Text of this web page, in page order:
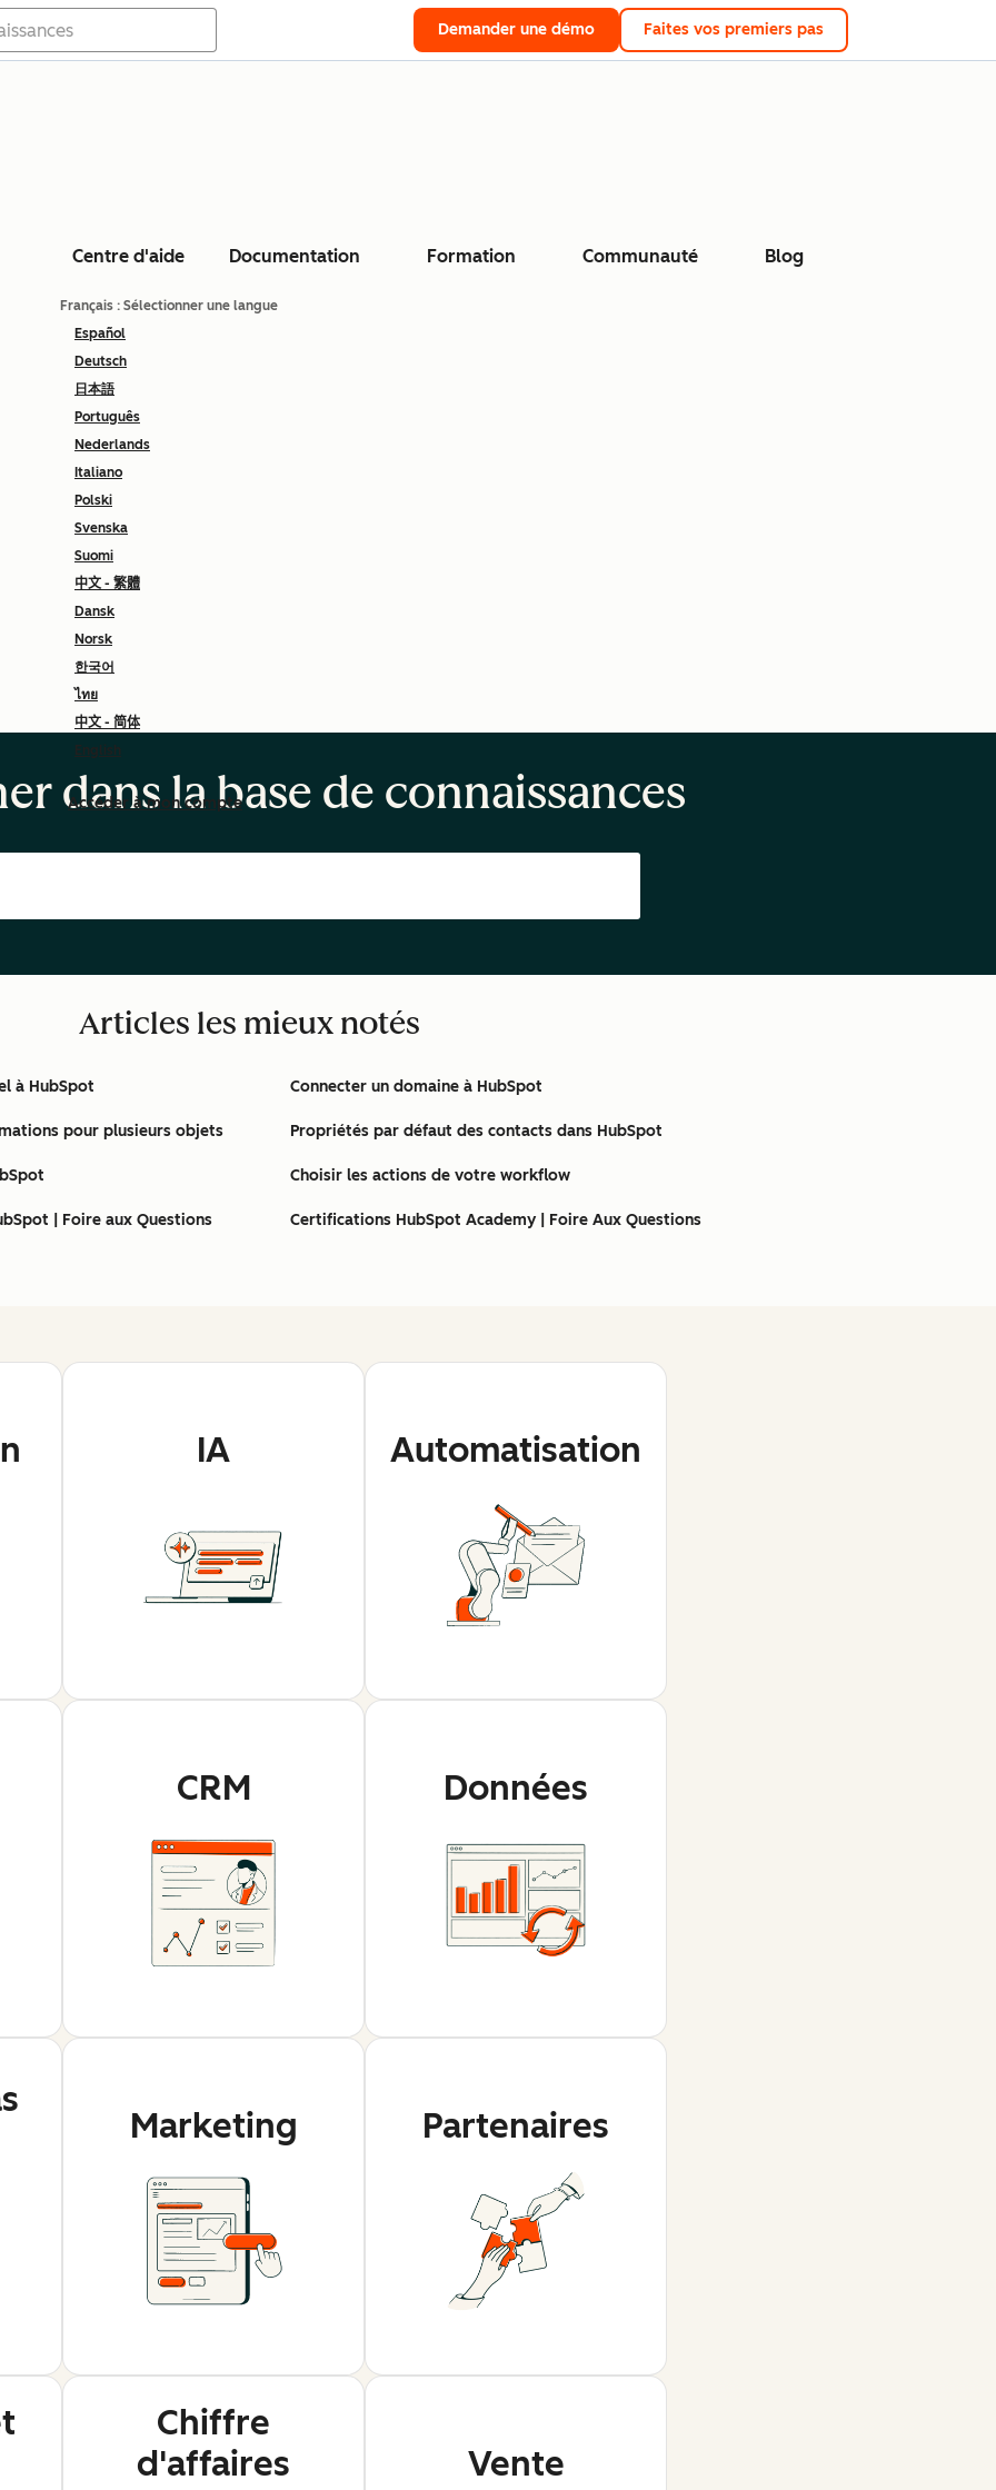
Demander une démo Faites vos premiers pas
Centre d'aide Documentation Formation Communauté Blog
Français : Sélectionner une langue
Español
Deutsch
日本語
Português
Nederlands
Italiano
Polski
Svenska
Suomi
中文 - 繁體
Dansk
Norsk
한국어
ไทย
中文 - 简体
English
Accéder à mon compte
dans la base de connaissances
Articles les mieux notés
à HubSpot
pour plusieurs objets
| Foire aux Questions
Connecter un domaine à HubSpot
Propriétés par défaut des contacts dans HubSpot
Choisir les actions de votre workflow
Certifications HubSpot Academy | Foire Aux Questions
IA Automatisation
CRM Données
Marketing Partenaires
Chiffre
d'affaires
Vente